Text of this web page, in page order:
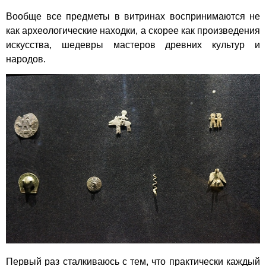
Вообще все предметы в витринах воспринимаются не
как археологические находки, а скорее как произведения
искусства, шедевры мастеров древних культур и
народов.
Первый раз сталкиваюсь с тем, что практически каждый